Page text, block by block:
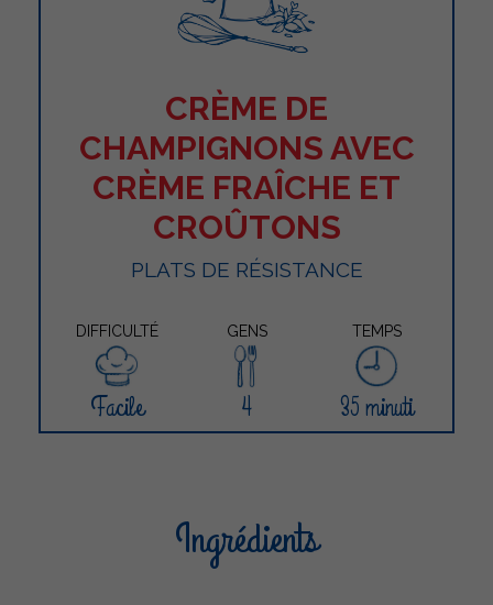
CRÈME DE
CHAMPIGNONS AVEC
CRÈME FRAÎCHE ET
CROÛTONS
PLATS DE RÉSISTANCE
DIFFICULTÉ GENS TEMPS
Facile 4 35 minuti
Ingrédients